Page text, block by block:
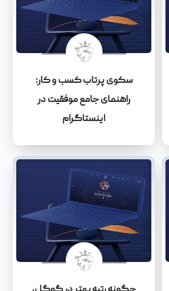
سکوی پرتاب کسب و کار:
راهنمای جامع موفقیت در
اینستاگرام